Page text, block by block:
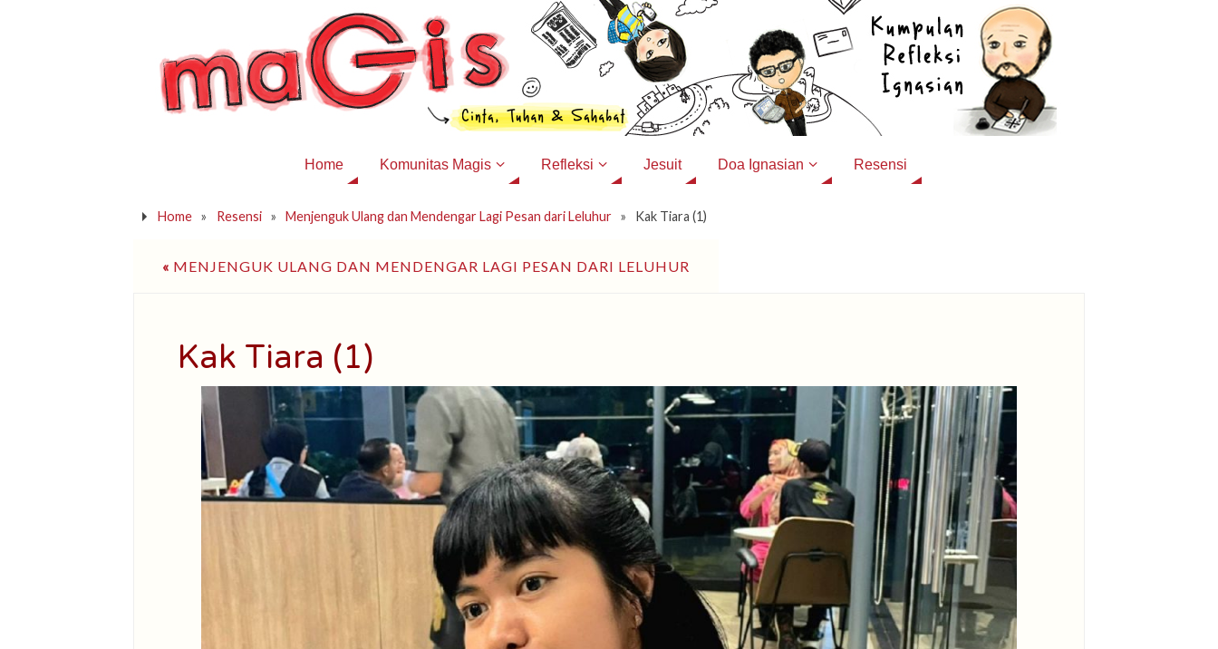
Home Komunitas Magis Refleksi Jesuit Doa Ignasian Resensi
Home » Resensi » Menjenguk Ulang dan Mendengar Lagi Pesan dari Leluhur » Kak Tiara (1)
« MENJENGUK ULANG DAN MENDENGAR LAGI PESAN DARI LELUHUR
Kak Tiara (1)